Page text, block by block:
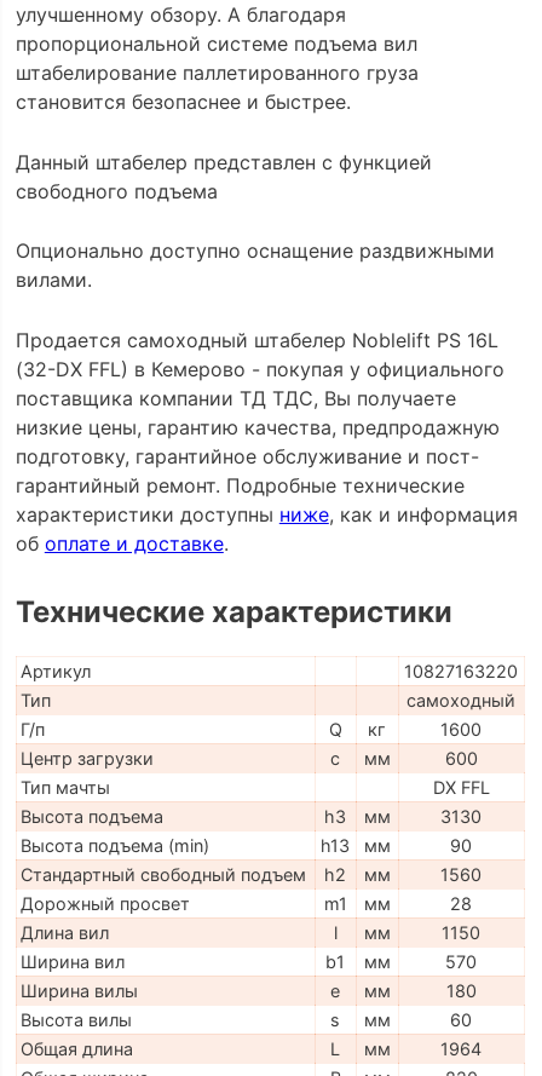
улучшенному обзору. А благодаря
пропорциональной системе подъема вил
штабелирование паллетированного груза
становится безопаснее и быстрее.
Данный штабелер представлен с функцией
свободного подъема
Опционально доступно оснащение раздвижными
вилами.
Продается самоходный штабелер Noblelift PS 16L
(32-DX FFL) в Кемерово - покупая у официального
поставщика компании ТД ТДС, Вы получаете
низкие цены, гарантию качества, предпродажную
подготовку, гарантийное обслуживание и пост-
гарантийный ремонт. Подробные технические
характеристики доступны ниже, как и информация
об оплате и доставке.
Технические характеристики
Артикул
10827163220
Тип
самоходный
Г/п
Q кг
1600
Центр загрузки
c мм
600
Тип мачты
DX FFL
Высота подъема
h3 мм
3130
Высота подъема (min)
h13 мм
90
Стандартный свободный подъем
h2 мм
1560
Дорожный просвет
m1 мм
28
Длина вил
l мм
1150
Ширина вил
b1 мм
570
Ширина вилы
e мм
180
Высота вилы
s мм
60
Общая длина
L мм
1964